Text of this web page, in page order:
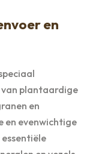
en
van plantaardige
en
en evenwichtige